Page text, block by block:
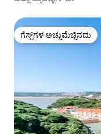
ಗೆಸ್ಟ್‌ಗಳ ಅಚ್ಚುಮೆಚ್ಚಿನದು
ಗೆಸ್ಟ್‌ಗಳ ಅಚ್ಚುಮೆಚ್ಚಿನದು